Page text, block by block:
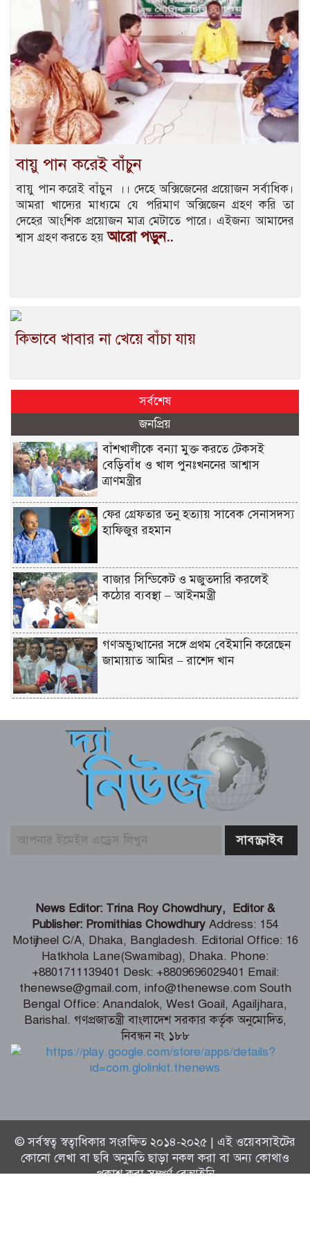
বায়ু পান করেই বাঁচুন
বায়ু পান করেই বাঁচুন ।। দেহে অক্সিজেনের প্রয়োজন সর্বাধিক।
আমরা খাদ্যের মাধ্যমে যে পরিমাণ অক্সিজেন গ্রহণ করি তা
দেহের আংশিক প্রয়োজন মাত্র মেটাতে পারে। এইজন্য আমাদের
শ্বাস গ্রহণ করতে হয়আরো পড়ুন..
কিভাবে খাবার না খেয়ে বাঁচা যায়
সর্বশেষ
জনপ্রিয়
বাঁশখালীকে বন্যা মুক্ত করতে টেকসই
বেড়িবাঁধ ও খাল পুনঃখননের আশ্বাস
ত্রাণমন্ত্রীর
ফের গ্রেফতার তনু হত্যায় সাবেক সেনাসদস্য
হাফিজুর রহমান
বাজার সিন্ডিকেট ও মজুতদারি করলেই
কঠোর ব্যবস্থা – আইনমন্ত্রী
গণঅভ্যুত্থানের সঙ্গে প্রথম বেইমানি করেছেন
জামায়াত আমির – রাশেদ খান
১৫ হাজার ৭১২ জন
বেনাপোল পৌরসভায় যুবদল নেতা ইমদাদুল
হক ইমদাদের গণসংযোগ ও মতবিনিময়
নাটোরের ঐতিহ্যকে সারা বিশ্বে তুলে ধরতে
চাই – বেসামরিক বিমান পরিবহন ও পর্যটন
আঞ্চলিক যুদ্ধের মধ্যে সৌদি আরব, তুরস্ক ও
পাকিস্তানের প্রতিরক্ষা চুক্তি সই
সিরাজগঞ্জে ওভারপাসে উঠতে গিয়ে দুর্ঘটনা,
বাসচালকসহ নিহত ২
যুদ্ধবিরতির ৩০০ দিনে গাজায় ৩০০ শিশু
নিহত
News Editor: Trina Roy Chowdhury, Editor &
Publisher: Promithias Chowdhury Address: 154
Motijheel C/A, Dhaka, Bangladesh. Editorial Office: 16
Hatkhola Lane(Swamibag), Dhaka. Phone:
+8801711139401 Desk: +8809696029401 Email:
thenewse@gmail.com, info@thenewse.com South
Bengal Office: Anandalok, West Goail, Agailjhara,
Barishal. গণপ্রজাতন্ত্রী বাংলাদেশ সরকার কর্তৃক অনুমোদিত,
নিবন্ধন নং ১৮৮
© সর্বস্বত্ব স্বত্বাধিকার সংরক্ষিত ২০১৪-২০২৫ | এই ওয়েবসাইটের
কোনো লেখা বা ছবি অনুমতি ছাড়া নকল করা বা অন্য কোথাও
প্রকাশ করা সম্পূর্ণ বেআইনি